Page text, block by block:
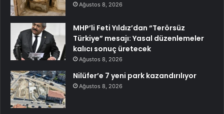
Ağustos 8, 2026
MHP’li Feti Yıldız’dan “Terörsüz
Türkiye” mesajı: Yasal düzenlemeler
kalıcı sonuç üretecek
Ağustos 8, 2026
Nilüfer’e 7 yeni park kazandırılıyor
Ağustos 8, 2026